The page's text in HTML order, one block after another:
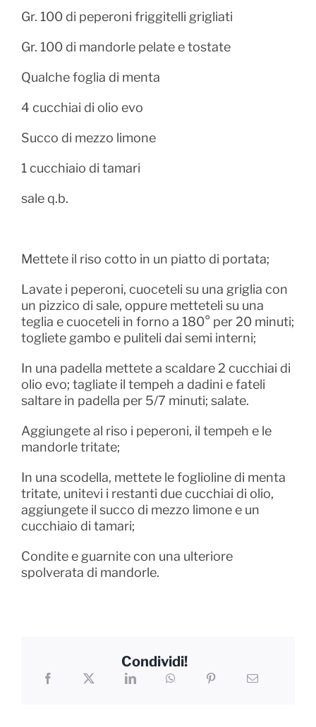
Gr. 100 di peperoni friggitelli grigliati
Gr. 100 di mandorle pelate e tostate
Qualche foglia di menta
4 cucchiai di olio evo
Succo di mezzo limone
1 cucchiaio di tamari
sale q.b.
Mettete il riso cotto in un piatto di portata;
Lavate i peperoni, cuoceteli su una griglia con
un pizzico di sale, oppure metteteli su una
teglia e cuoceteli in forno a 180° per 20 minuti;
togliete gambo e puliteli dai semi interni;
In una padella mettete a scaldare 2 cucchiai di
olio evo; tagliate il tempeh a dadini e fateli
saltare in padella per 5/7 minuti; salate.
Aggiungete al riso i peperoni, il tempeh e le
mandorle tritate;
In una scodella, mettete le foglioline di menta
tritate, unitevi i restanti due cucchiai di olio,
aggiungete il succo di mezzo limone e un
cucchiaio di tamari;
Condite e guarnite con una ulteriore
spolverata di mandorle.
Condividi!